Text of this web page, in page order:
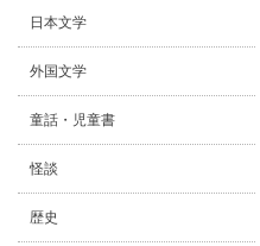
日本文学
外国文学
童話・児童書
怪談
歴史